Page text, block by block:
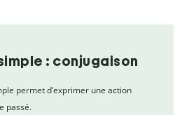
: conjugaison
permet d’exprimer une action
passé.